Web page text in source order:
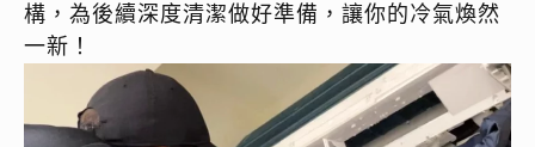
構，為後續深度清潔做好準備，讓你的冷氣煥然
一新！